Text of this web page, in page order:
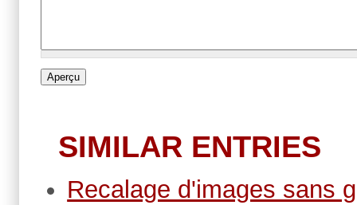
SIMILAR ENTRIES
Recalage d'images sans